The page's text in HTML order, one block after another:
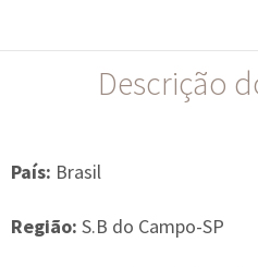
Descrição
País: Brasil
Região: S.B do Campo-SP